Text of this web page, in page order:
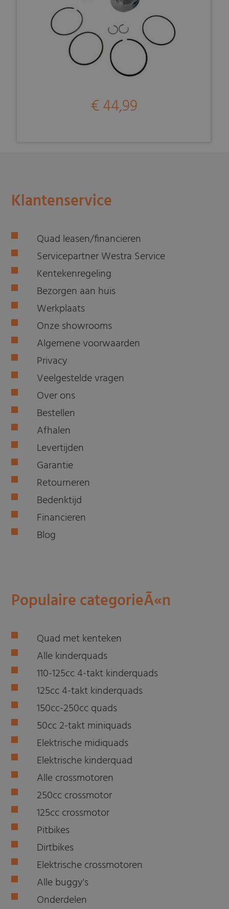
€ 44,99
Klantenservice
Quad leasen/financieren
Servicepartner Westra Service
Kentekenregeling
Bezorgen aan huis
Werkplaats
Onze showrooms
Algemene voorwaarden
Privacy
Veelgestelde vragen
Over ons
Bestellen
Afhalen
Levertijden
Garantie
Retourneren
Bedenktijd
Financieren
Blog
Populaire categorieÃ«n
Quad met kenteken
Alle kinderquads
110-125cc 4-takt kinderquads
125cc 4-takt kinderquads
150cc-250cc quads
50cc 2-takt miniquads
Elektrische midiquads
Elektrische kinderquad
Alle crossmotoren
250cc crossmotor
125cc crossmotor
Pitbikes
Dirtbikes
Elektrische crossmotoren
Alle buggy's
Onderdelen